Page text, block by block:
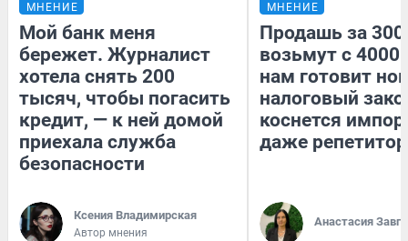
МНЕНИЕ
Мой банк меня
бережет. Журналист
хотела снять 200
тысяч, чтобы погасить
кредит, — к ней домой
приехала служба
безопасности
Ксения Владимирская
Автор мнения
МНЕНИЕ
Продашь за
возьмут с
нам готовит
налоговый
коснется
даже
Анастасия